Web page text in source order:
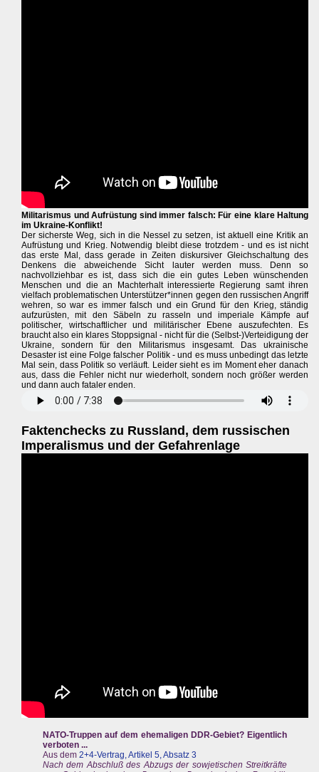
Militarismus und Aufrüstung sind immer falsch: Für eine klare Haltung
im Ukraine-Konflikt!
Der sicherste Weg, sich in die Nessel zu setzen, ist aktuell eine Kritik an
Aufrüstung und Krieg. Notwendig bleibt diese trotzdem - und es ist nicht
das erste Mal, dass gerade in Zeiten diskursiver Gleichschaltung des
Denkens die abweichende Sicht lauter werden muss. Denn so
nachvollziehbar es ist, dass sich die ein gutes Leben wünschenden
Menschen und die an Machterhalt interessierte Regierung samt ihren
vielfach problematischen Unterstützer*innen gegen den russischen Angriff
wehren, so war es immer falsch und ein Grund für den Krieg, ständig
aufzurüsten, mit den Säbeln zu rasseln und imperiale Kämpfe auf
politischer, wirtschaftlicher und militärischer Ebene auszufechten. Es
braucht also ein klares Stoppsignal - nicht für die (Selbst-)Verteidigung der
Ukraine, sondern für den Militarismus insgesamt. Das ukrainische
Desaster ist eine Folge falscher Politik - und es muss unbedingt das letzte
Mal sein, dass Politik so verläuft. Leider sieht es im Moment eher danach
aus, dass die Fehler nicht nur wiederholt, sondern noch größer werden
und dann auch fataler enden.
Faktenchecks zu Russland, dem russischen
Imperalismus und der Gefahrenlage
NATO-Truppen auf dem ehemaligen DDR-Gebiet? Eigentlich
verboten ...
Aus dem 2+4-Vertrag, Artikel 5, Absatz 3
Nach dem Abschluß des Abzugs der sowjetischen Streitkräfte